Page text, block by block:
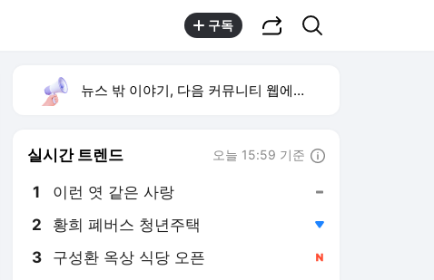
구독
뉴스 밖 이야기, 다음 커뮤니티 웹에서 보기
실시간 트렌드 오늘 15:59 기준
1 이런 엿 같은 사랑
2 황희 폐버스 청년주택
3 구성환 옥상 식당 오픈